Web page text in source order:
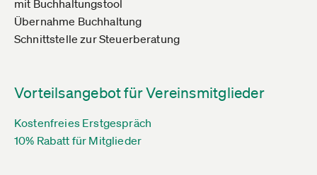
mit Buchhaltungstool
Übernahme Buchhaltung
Schnittstelle zur Steuerberatung
Vorteilsangebot für Vereinsmitglieder
Kostenfreies Erstgespräch
10% Rabatt für Mitglieder